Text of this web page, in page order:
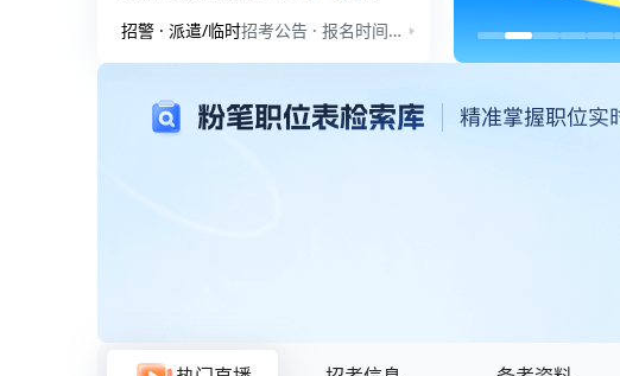
招警 · 派遣/临时
招考公告 · 报名时间 | 职位表 | 公告通知 | 公安招警 | 招考公告 · 报名时间 · 职位表 | 公告通知
公考与事业单位备考服务